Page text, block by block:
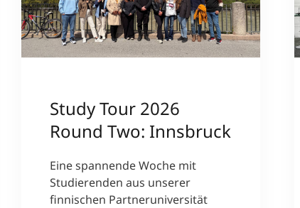
Study Tour 2026
Round Two: Innsbruck
Eine spannende Woche mit
Studierenden aus unserer
finnischen Partneruniversität